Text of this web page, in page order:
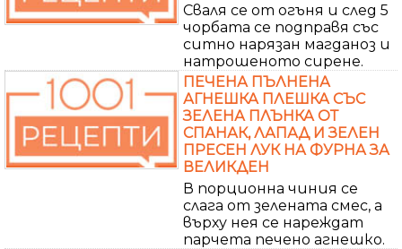
Сваля се от огъня и след 5
чорбата се подправя със
ситно нарязан магданоз и
натрошеното сирене.
ПЕЧЕНА ПЪЛНЕНА
АГНЕШКА ПЛЕШКА СЪС
ЗЕЛЕНА ПЛЪНКА ОТ
СПАНАК, ЛАПАД И ЗЕЛЕН
ПРЕСЕН ЛУК НА ФУРНА ЗА
ВЕЛИКДЕН
В порционна чиния се
слага от зелената смес, а
върху нея се нареждат
парчета печено агнешко.